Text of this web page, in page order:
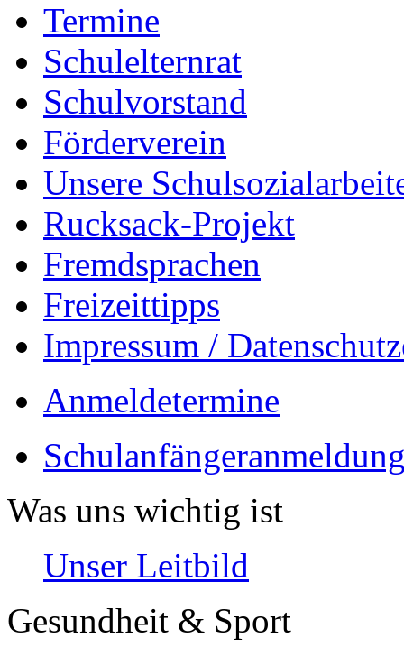
Termine
Schulelternrat
Schulvorstand
Förderverein
Unsere
Rucksack-Projekt
Fremdsprachen
Freizeittipps
Impressum /
Anmeldetermine
Was uns wichtig ist
Unser Leitbild
Gesundheit & Sport